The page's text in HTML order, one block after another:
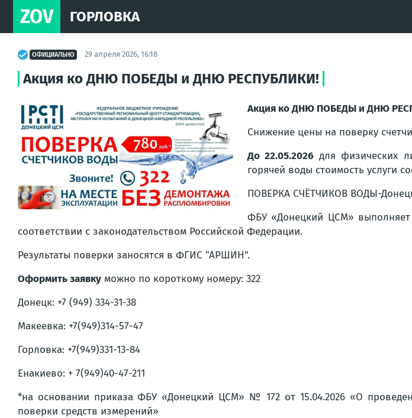
ZOV ГОРЛОВКА
ОФИЦИАЛЬНО 29 апреля 2026, 16:18
Акция ко ДНЮ ПОБЕДЫ и ДНЮ РЕСПУБЛИКИ!
Акция ко ДНЮ ПОБЕДЫ и ДНЮ
Снижение цены на поверку
До 22.05.2026 для физических
горячей воды стоимость услуги
ПОВЕРКА СЧЁТЧИКОВ ВОДЫ-
ФБУ «Донецкий ЦСМ» выполняет
соответствии с законодательством Российской Федерации.
Результаты поверки заносятся в ФГИС "АРШИН".
Оформить заявку можно по короткому номеру: 322
Донецк: +7 (949) 334-31-38
Макеевка: +7(949)314-57-47
Горловка: +7(949)331-13-84
Енакиево: + 7(949)40-47-211
*на основании приказа ФБУ «Донецкий ЦСМ» № 172 от 15.04.2026 «О
поверки средств измерений»